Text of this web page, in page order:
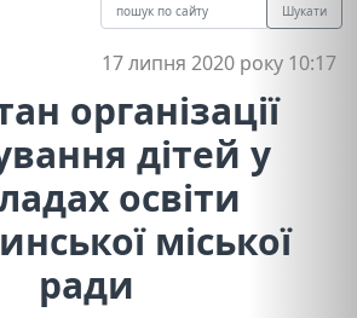
Шукати
17 липня 2020 року 10:17
організації
дітей у
освіти
міської
ради